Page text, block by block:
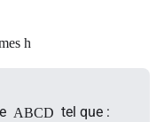
h
ABCD tel que :